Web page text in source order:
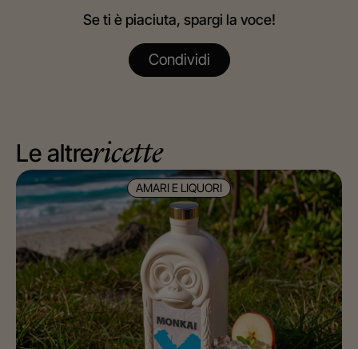
Se ti è piaciuta, spargi la voce!
Condividi
Le altrericette
AMARI E LIQUORI